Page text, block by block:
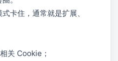
卡住，通常就是扩展、
关 Cookie；